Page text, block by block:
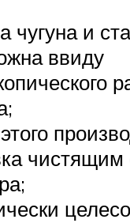
чугуна и
ввиду
чистящим